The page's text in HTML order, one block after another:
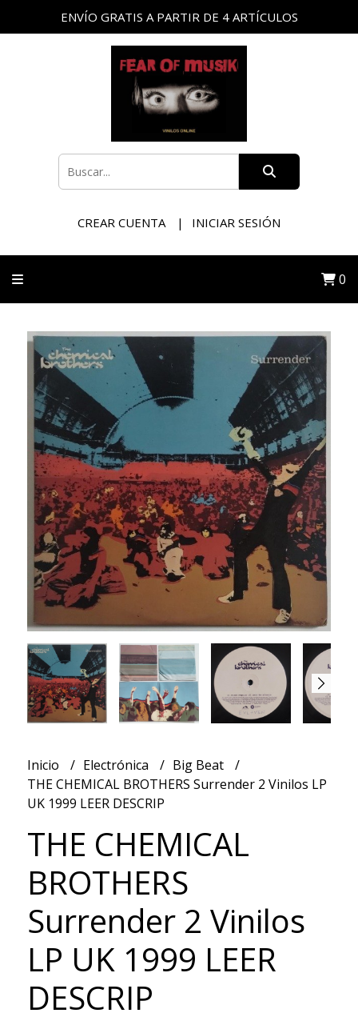
ENVÍO GRATIS A PARTIR DE 4 ARTÍCULOS
CREAR CUENTA INICIAR SESIÓN
0
Inicio Electrónica
Big Beat
THE CHEMICAL BROTHERS Surrender 2 Vinilos LP
UK 1999 LEER DESCRIP
THE CHEMICAL
BROTHERS
Surrender 2 Vinilos
LP UK 1999 LEER
DESCRIP